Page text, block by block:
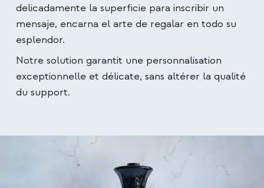
delicadamente la superficie para inscribir un
mensaje, encarna el arte de regalar en todo su
esplendor.
Notre solution garantit une personnalisation
exceptionnelle et délicate, sans altérer la qualité
du support.